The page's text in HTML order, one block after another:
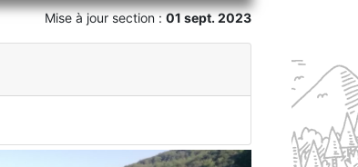
Mise à jour section :01 sept. 2023